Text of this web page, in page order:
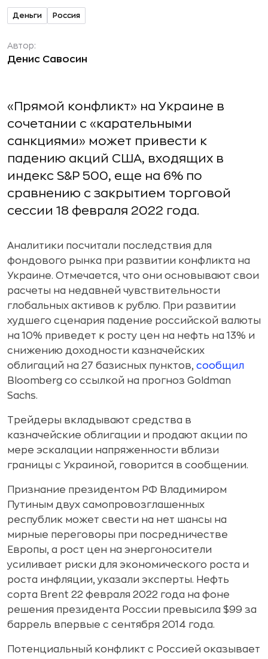
Деньги Россия
Автор:
Денис Савосин
«Прямой конфликт» на Украине в
сочетании с «карательными
санкциями» может привести к
падению акций США, входящих в
индекс S&P 500, еще на 6% по
сравнению с закрытием торговой
сессии 18 февраля 2022 года.
Аналитики посчитали последствия для
фондового рынка при развитии конфликта на
Украине. Отмечается, что они основывают свои
расчеты на недавней чувствительности
глобальных активов к рублю. При развитии
худшего сценария падение российской валюты
на 10% приведет к росту цен на нефть на 13% и
снижению доходности казначейских
облигаций на 27 базисных пунктов, сообщил
Bloomberg со ссылкой на прогноз Goldman
Sachs.
Трейдеры вкладывают средства в
казначейские облигации и продают акции по
мере эскалации напряженности вблизи
границы с Украиной, говорится в сообщении.
Признание президентом РФ Владимиром
Путиным двух самопровозглашенных
республик может свести на нет шансы на
мирные переговоры при посредничестве
Европы, а рост цен на энергоносители
усиливает риски для экономического роста и
роста инфляции, указали эксперты. Нефть
сорта Brent 22 февраля 2022 года на фоне
решения президента России превысила $99 за
баррель впервые с сентября 2014 года.
Потенциальный конфликт с Россией оказывает